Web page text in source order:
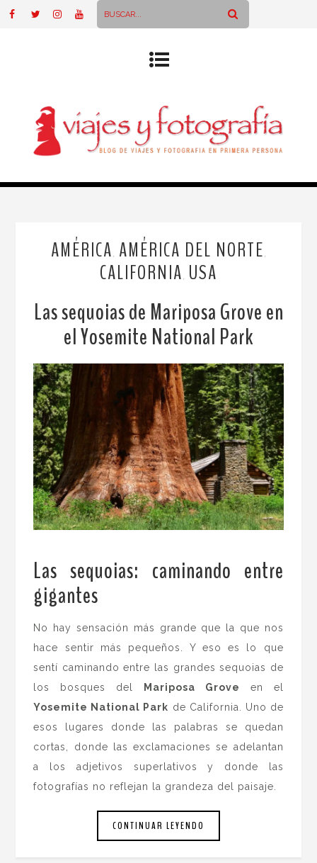
AMÉRICA AMÉRICA DEL NORTE
CALIFORNIA USA
Las sequoias de Mariposa Grove en
el Yosemite National Park
Las sequoias: caminando entre
gigantes
No hay sensación más grande que la que nos
hace sentir más pequeños. Y eso es lo que
sentí caminando entre las grandes sequoias de
los bosques del
Mariposa Grove
en el
Yosemite National Park de California. Uno de
esos lugares donde las palabras se quedan
cortas, donde las exclamaciones se adelantan
a los adjetivos superlativos y donde las
fotografías no reflejan la grandeza del paisaje.
CONTINUAR LEYENDO